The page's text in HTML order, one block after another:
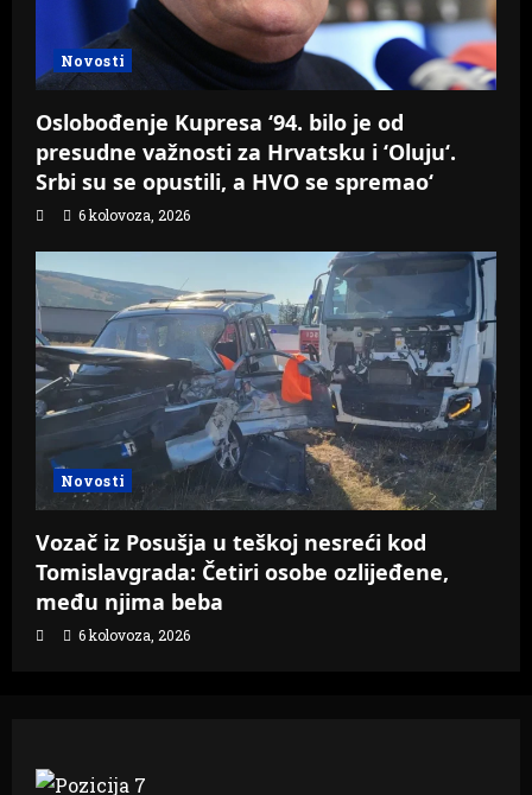
Novosti
Oslobođenje Kupresa ‘94. bilo je od
presudne važnosti za Hrvatsku i ‘Oluju‘.
Srbi su se opustili, a HVO se spremao‘
6 kolovoza, 2026
Novosti
Vozač iz Posušja u teškoj nesreći kod
Tomislavgrada: Četiri osobe ozlijeđene,
među njima beba
6 kolovoza, 2026